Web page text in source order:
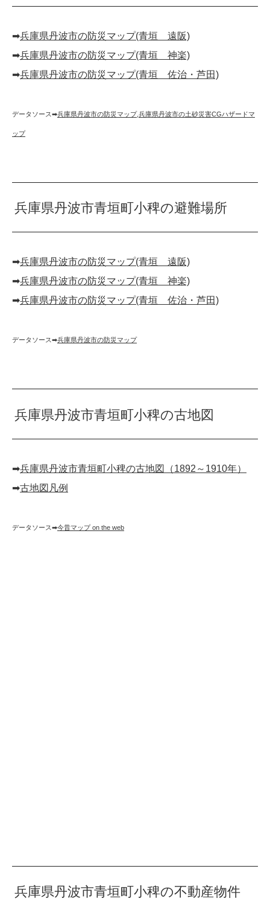
➡︎兵庫県丹波市の防災マップ(青垣 遠阪)
➡︎兵庫県丹波市の防災マップ(青垣 神楽)
➡︎兵庫県丹波市の防災マップ(青垣 佐治・芦田)
データソース➡︎兵庫県丹波市の防災マップ,兵庫県丹波市の土砂災害CGハザードマ
ップ
兵庫県丹波市青垣町小稗の避難場所
➡︎兵庫県丹波市の防災マップ(青垣 遠阪)
➡︎兵庫県丹波市の防災マップ(青垣 神楽)
➡︎兵庫県丹波市の防災マップ(青垣 佐治・芦田)
データソース➡︎兵庫県丹波市の防災マップ
兵庫県丹波市青垣町小稗の古地図
➡︎兵庫県丹波市青垣町小稗の古地図（1892～1910年）
➡︎古地図凡例
データソース➡︎今昔マップ on the web
兵庫県丹波市青垣町小稗の不動産物件